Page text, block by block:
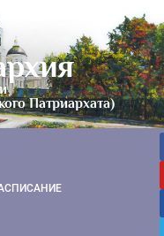
Патриархата)